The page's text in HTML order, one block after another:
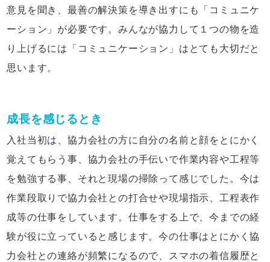
意見を聞き、最善の解決策を導き出すにも「コミュニケ
ーション」が必要です。みんなが協力して１つの物を造
り上げるには「コミュニケーション」はとても大切だと
思います。
成長を感じるとき
入社当初は、協力会社の方に自分の名前と顔をとにかく
覚えてもらう事、協力会社の手伝いで作業内容や工程等
を勉強する事、それと現場の掃除って感じでした。今は
作業段取りで協力会社との打合せや現場指示、工程表作
成等の仕事をしています。仕事をする上で、今までの経
験が役に立っていると感じます。今の仕事はとにかく協
力会社との連絡が頻繁になるので、スマホの着信履歴と